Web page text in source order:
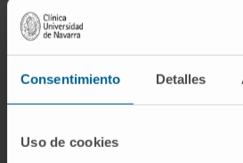
Consentimiento Detalles
Uso de cookies
Van der Waals.
¿Es verdad que el
indivisible?
pero desde el